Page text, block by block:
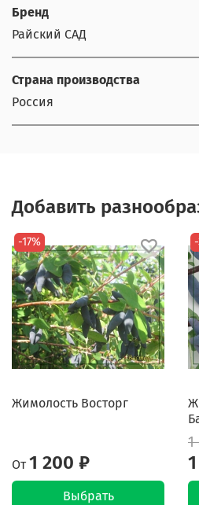
Бренд
Райский САД
Страна производства
Россия
Добавить
-17%
Жимолость Восторг
От 1 200 ₽
Выбрать
1